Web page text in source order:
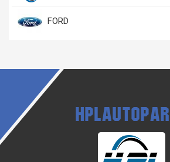
FORD